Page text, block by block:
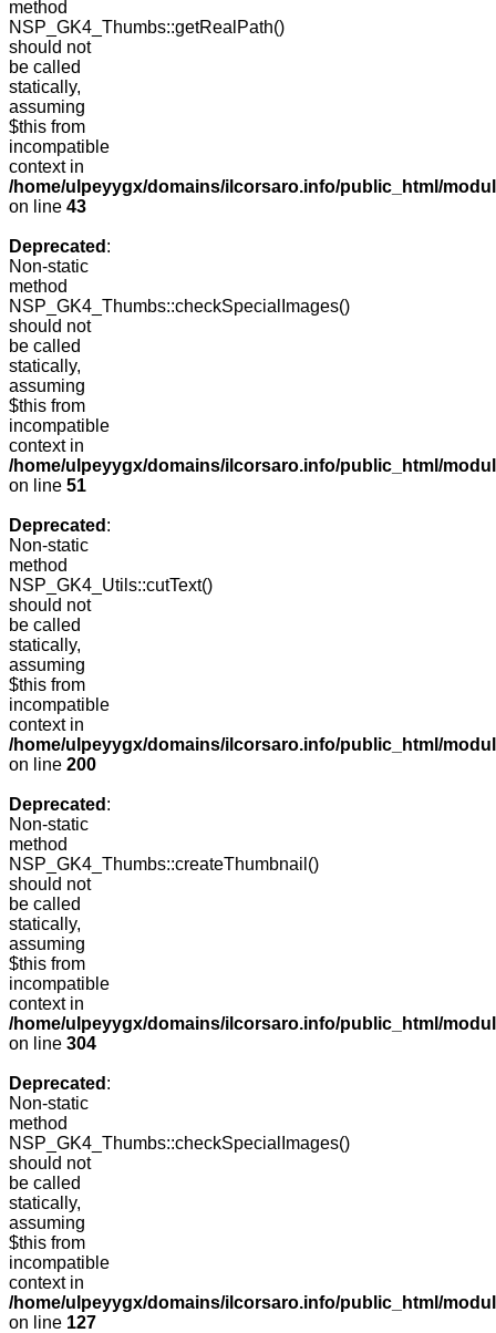
method
NSP_GK4_Thumbs::getRealPath()
should not
be called
statically,
assuming
$this from
incompatible
context in
/home/ulpeyygx/domains/ilcorsaro.info/public_html/
on line 43
Deprecated :
Non-static
method
NSP_GK4_Thumbs::checkSpecialImages()
should not
be called
statically,
assuming
$this from
incompatible
context in
/home/ulpeyygx/domains/ilcorsaro.info/public_html/
on line 51
Deprecated :
Non-static
method
NSP_GK4_Utils::cutText()
should not
be called
statically,
assuming
$this from
incompatible
context in
/home/ulpeyygx/domains/ilcorsaro.info/public_html/
on line 200
Deprecated :
Non-static
method
NSP_GK4_Thumbs::createThumbnail()
should not
be called
statically,
assuming
$this from
incompatible
context in
/home/ulpeyygx/domains/ilcorsaro.info/public_html/
on line 304
Deprecated :
Non-static
method
NSP_GK4_Thumbs::checkSpecialImages()
should not
be called
statically,
assuming
$this from
incompatible
context in
/home/ulpeyygx/domains/ilcorsaro.info/public_html/
on line 127